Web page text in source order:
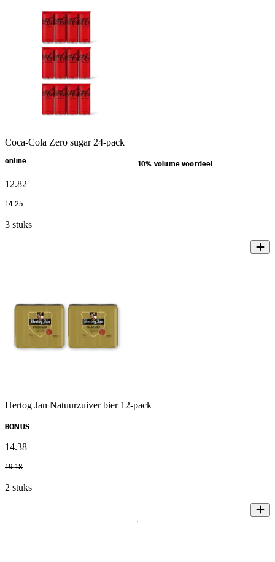
Coca-Cola Zero sugar 24-pack
online 10% volume voordeel
12.82
14.25
3 stuks
Hertog Jan Natuurzuiver bier 12-pack
BONUS
14.38
19.18
2 stuks